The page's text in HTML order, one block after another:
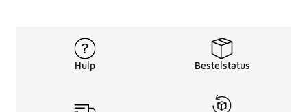
Hulp Bestelstatus